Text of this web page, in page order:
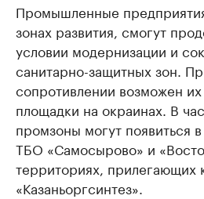
Промышленные
зонах развития, смогут
условии модернизации и
санитарно-защитных зон.
сопротивлении возможен
площадки на окраинах. В
промзоны могут появиться
ТБО «Самосырово» и
территориях, прилегающих
«Казаньоргсинтез».